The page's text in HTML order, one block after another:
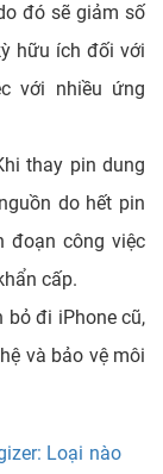
đó sẽ giảm số
hữu ích đối với
với nhiều ứng
thay pin dung
do hết pin
đoạn công việc
cấp.
bỏ đi iPhone cũ,
và bảo vệ môi
Loại nào